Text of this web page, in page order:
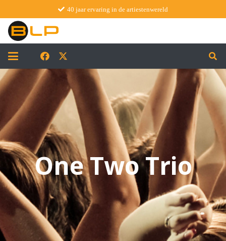
40 jaar ervaring in de artiestenwereld
One Two Trio